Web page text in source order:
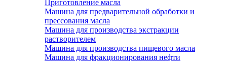
Приготовление масла
Машина для предварительной обработки и
прессования масла
Машина для производства экстракции
растворителем
Машина для производства пищевого масла
Машина для фракционирования нефти